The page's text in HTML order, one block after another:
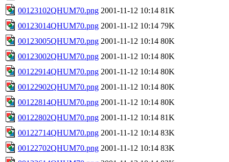
00123102QHUM70.png 2001-11-12 10:14 81K
00123014QHUM70.png 2001-11-12 10:14 79K
00123005QHUM70.png 2001-11-12 10:14 80K
00123002QHUM70.png 2001-11-12 10:14 80K
00122914QHUM70.png 2001-11-12 10:14 80K
00122902QHUM70.png 2001-11-12 10:14 80K
00122814QHUM70.png 2001-11-12 10:14 80K
00122802QHUM70.png 2001-11-12 10:14 81K
00122714QHUM70.png 2001-11-12 10:14 83K
00122702QHUM70.png 2001-11-12 10:14 83K